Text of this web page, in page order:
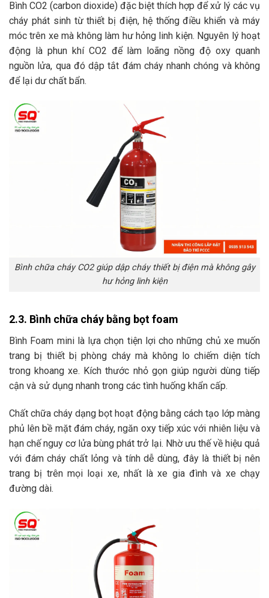
Bình CO2 (carbon dioxide) đặc biệt thích hợp để xử lý các vụ
cháy phát sinh từ thiết bị điện, hệ thống điều khiển và máy
móc trên xe mà không làm hư hỏng linh kiện. Nguyên lý hoạt
động là phun khí CO2 để làm loãng nồng độ oxy quanh
nguồn lửa, qua đó dập tắt đám cháy nhanh chóng và không
để lại dư chất bẩn.
Bình chữa cháy CO2 giúp dập cháy thiết bị điện mà không gây
hư hỏng linh kiện
2.3. Bình chữa cháy bằng bọt foam
Bình Foam mini là lựa chọn tiện lợi cho những chủ xe muốn
trang bị thiết bị phòng cháy mà không lo chiếm diện tích
trong khoang xe. Kích thước nhỏ gọn giúp người dùng tiếp
cận và sử dụng nhanh trong các tình huống khẩn cấp.
Chất chữa cháy dạng bọt hoạt động bằng cách tạo lớp màng
phủ lên bề mặt đám cháy, ngăn oxy tiếp xúc với nhiên liệu và
hạn chế nguy cơ lửa bùng phát trở lại. Nhờ ưu thế về hiệu quả
với đám cháy chất lỏng và tính dễ dùng, đây là thiết bị nên
trang bị trên mọi loại xe, nhất là xe gia đình và xe chạy
đường dài.